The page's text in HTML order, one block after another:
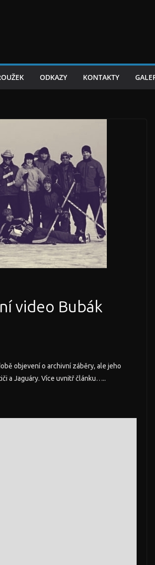
ODKAZY KONTAKTY
video Bubák
objevení o archivní záběry, ale jeho
a Jaguáry. Více uvnitř článku…..